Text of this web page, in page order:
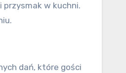
przysmak w kuchni.
dań, które gości